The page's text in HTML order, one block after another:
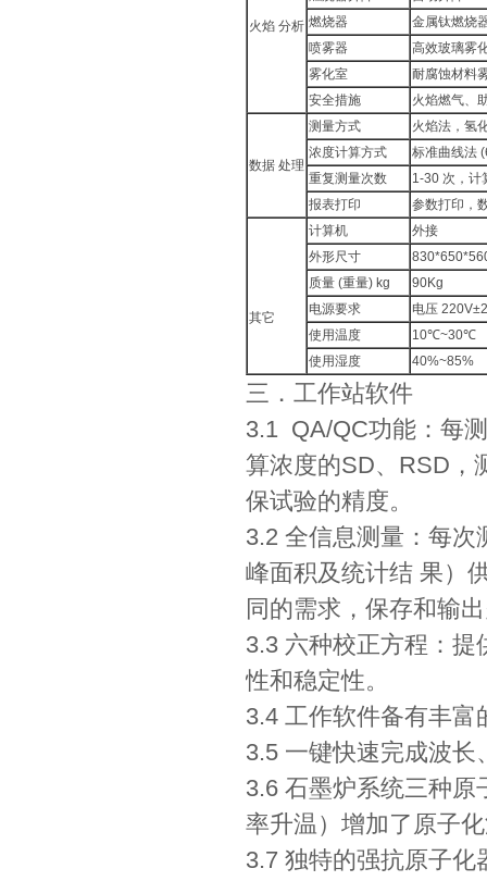
火焰 分析 燃烧器
金属钛燃烧
喷雾器
高效玻璃雾
雾化室
耐腐蚀材料
安全措施
火焰燃气、
数据 处理
测量方式
火焰法，氢
浓度计算方式
标准曲线法
重复测量次数
1-30 次，计
报表打印
参数打印，
其它
计算机
外接
外形尺寸
质量 (重量) kg
90Kg
电源要求
电压
使用温度
10℃~30℃
使用湿度
40%~85%
三．工作站软件
3.1 QA/QC功能：每
算浓度的SD、RSD，
保试验的精度。
3.2 全信息测量：每
峰面积及统计结 果）
同的需求，保存和输
3.3 六种校正方程：
性和稳定性。
3.4 工作软件备有丰
3.5 一键快速完成波
3.6 石墨炉系统三种
率升温）增加了原子
3.7 独特的强抗原子